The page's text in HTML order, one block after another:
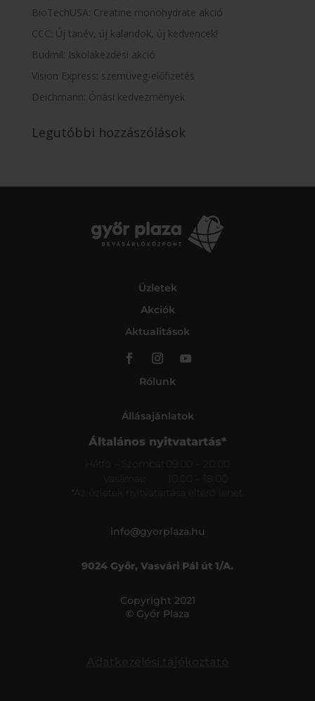
BioTechUSA: Creatine monohydrate akció
CCC: Új tanév, új kalandok, új kedvencek!
Budmil: Iskolakezdési akció
Vision Express: szemüveg-előfizetés
Deichmann: Óriási kedvezmények
Legutóbbi hozzászólások
Üzletek
Akciók
Aktualitások
Rólunk
Állásajánlatok
Általános nyitvatartás*
info@gyorplaza.hu
9024 Győr, Vasvári Pál út 1/A.
Copyright 2021
© Győr Plaza